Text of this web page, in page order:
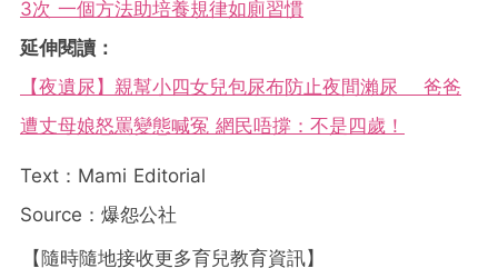
3次 一個方法助培養規律如廁習慣
延伸閱讀：
【夜遺尿】親幫小四女兒包尿布防止夜間瀨尿 爸爸
遭丈母娘怒罵變態喊冤 網民唔撐：不是四歲！
Text：Mami Editorial
Source：爆怨公社
【隨時隨地接收更多育兒教育資訊】